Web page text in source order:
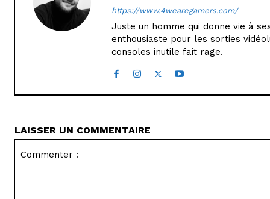
https://www.4wearegamers.com/
Juste un homme qui donne vie à
enthousiaste pour les sorties
consoles inutile fait rage.
LAISSER UN COMMENTAIRE